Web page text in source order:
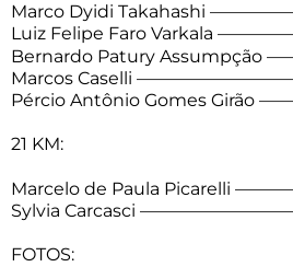
Marco Dyidi Takahashi
Luiz Felipe Faro Varkala
Bernardo Patury Assumpção
Marcos Caselli
Pércio Antônio Gomes Girão
21 KM:
Marcelo de Paula Picarelli
Sylvia Carcasci
FOTOS: